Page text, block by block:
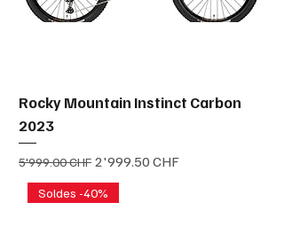
Rocky Mountain Instinct Carbon
2023
Prix original
5'999.00 CHF Prix promotionnel
2'999.50 CHF
Soldes -40%